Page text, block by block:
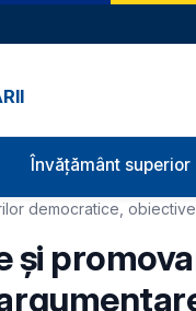
Învățământ superior
democratice,
și